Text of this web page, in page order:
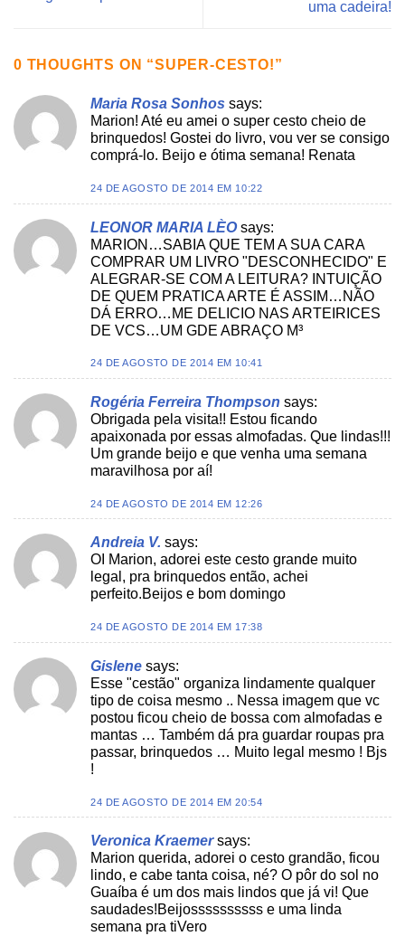
uma cadeira!
0 THOUGHTS ON “SUPER-CESTO!”
Maria Rosa Sonhos says:
Marion! Até eu amei o super cesto cheio de
brinquedos! Gostei do livro, vou ver se consigo
comprá-lo. Beijo e ótima semana! Renata
24 DE AGOSTO DE 2014 EM 10:22
LEONOR MARIA LÈO says:
MARION…SABIA QUE TEM A SUA CARA
COMPRAR UM LIVRO "DESCONHECIDO" E
ALEGRAR-SE COM A LEITURA? INTUIÇÃO
DE QUEM PRATICA ARTE É ASSIM…NÃO
DÁ ERRO…ME DELICIO NAS ARTEIRICES
DE VCS…UM GDE ABRAÇO M³
24 DE AGOSTO DE 2014 EM 10:41
Rogéria Ferreira Thompson says:
Obrigada pela visita!! Estou ficando
apaixonada por essas almofadas. Que lindas!!!
Um grande beijo e que venha uma semana
maravilhosa por aí!
24 DE AGOSTO DE 2014 EM 12:26
Andreia V. says:
OI Marion, adorei este cesto grande muito
legal, pra brinquedos então, achei
perfeito.Beijos e bom domingo
24 DE AGOSTO DE 2014 EM 17:38
Gislene says:
Esse "cestão" organiza lindamente qualquer
tipo de coisa mesmo .. Nessa imagem que vc
postou ficou cheio de bossa com almofadas e
mantas … Também dá pra guardar roupas pra
passar, brinquedos … Muito legal mesmo ! Bjs
!
24 DE AGOSTO DE 2014 EM 20:54
Veronica Kraemer says:
Marion querida, adorei o cesto grandão, ficou
lindo, e cabe tanta coisa, né? O pôr do sol no
Guaíba é um dos mais lindos que já vi! Que
saudades!Beijossssssssss e uma linda
semana pra tiVero